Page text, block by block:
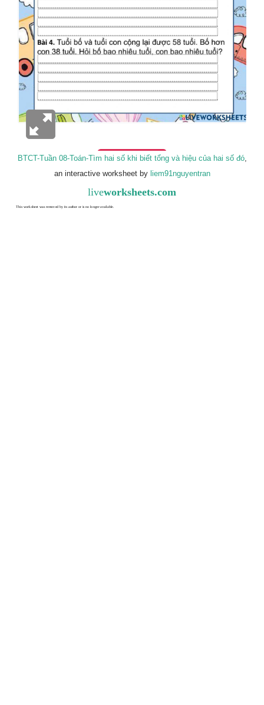
BTCT-Tuần 08-Toán-Tìm hai số khi biết tổng và hiệu của hai số đó,
an interactive worksheet by liem91nguyentran
liveworksheets.com